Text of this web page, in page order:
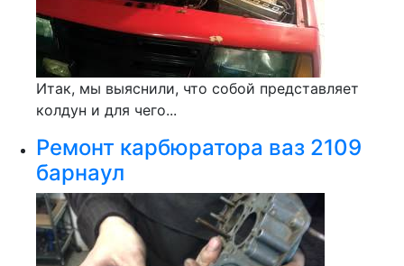
Итак, мы выяснили, что собой представляет
колдун и для чего...
Ремонт карбюратора ваз 2109
барнаул